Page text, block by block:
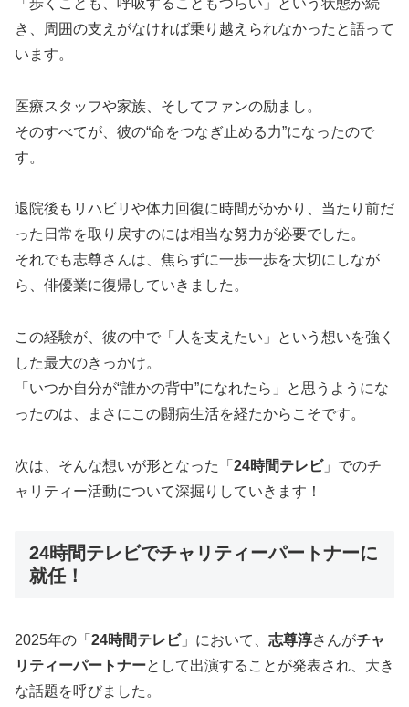
き、周囲の支えがなければ乗り越えられなかったと語って
います。
医療スタッフや家族、そしてファンの励まし。
そのすべてが、彼の“命をつなぎ止める力”になったので
す。
退院後もリハビリや体力回復に時間がかかり、当たり前だ
った日常を取り戻すのには相当な努力が必要でした。
それでも志尊さんは、焦らずに一歩一歩を大切にしなが
ら、俳優業に復帰していきました。
この経験が、彼の中で「人を支えたい」という想いを強く
した最大のきっかけ。
「いつか自分が“誰かの背中”になれたら」と思うようにな
ったのは、まさにこの闘病生活を経たからこそです。
次は、そんな想いが形となった「 24時間テレビ」でのチ
ャリティー活動について深掘りしていきます！
24時間テレビでチャリティーパートナーに
就任！
2025年の「 24時間テレビ」において、 志尊淳さんがチャ
リティーパートナーとして出演することが発表され、大き
な話題を呼びました。